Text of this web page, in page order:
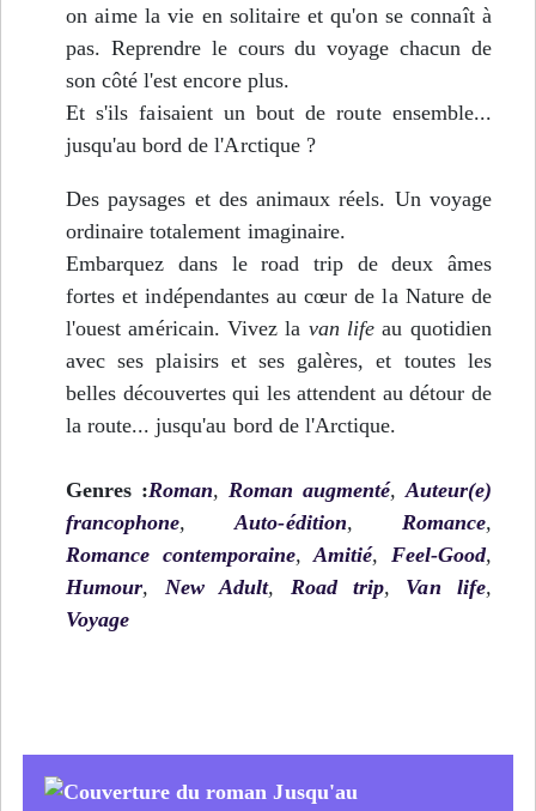
on aime la vie en solitaire et qu'on se connaît à
pas. Reprendre le cours du voyage chacun de
son côté l'est encore plus.
Et s'ils faisaient un bout de route ensemble...
jusqu'au bord de l'Arctique ?
Des paysages et des animaux réels. Un voyage
ordinaire totalement imaginaire.
Embarquez dans le road trip de deux âmes
fortes et indépendantes au cœur de la Nature de
l'ouest américain. Vivez la van life au quotidien
avec ses plaisirs et ses galères, et toutes les
belles découvertes qui les attendent au détour de
la route... jusqu'au bord de l'Arctique.
Genres :Roman, Roman augmenté, Auteur(e)
francophone,Auto-édition, Romance,
Romance contemporaine,Amitié, Feel-Good,
Humour, New Adult, Road trip, Van life,
Voyage